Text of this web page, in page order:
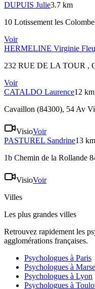
DUPUIS Julie3.7 km
10 Lotissement les
Voir
HERMELINE Virginie
232 RUE DE LA TOUR ,
Voir
CATALDO Laurence12 km
Cavaillon (84300), 54 Av
VisioVoir
PASTUREL Sandrine13 km
1b Chemin de la Rollande
VisioVoir
Villes
Les plus grandes villes
Retrouvez rapidement les
agglomérations françaises.
Psychologues à Paris
Psychologues à
Psychologues à Lyon
Psychologues à